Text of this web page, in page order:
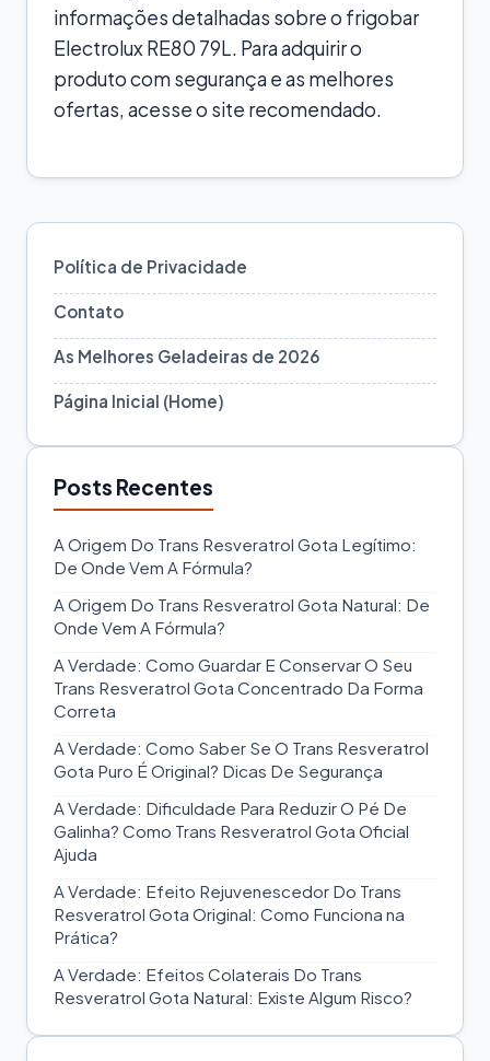
informações detalhadas sobre o frigobar
Electrolux RE80 79L. Para adquirir o
produto com segurança e as melhores
ofertas, acesse o site recomendado.
Política de Privacidade
Contato
As Melhores Geladeiras de 2026
Página Inicial (Home)
Posts Recentes
A Origem Do Trans Resveratrol Gota Legítimo:
De Onde Vem A Fórmula?
A Origem Do Trans Resveratrol Gota Natural: De
Onde Vem A Fórmula?
A Verdade: Como Guardar E Conservar O Seu
Trans Resveratrol Gota Concentrado Da Forma
Correta
A Verdade: Como Saber Se O Trans Resveratrol
Gota Puro É Original? Dicas De Segurança
A Verdade: Dificuldade Para Reduzir O Pé De
Galinha? Como Trans Resveratrol Gota Oficial
Ajuda
A Verdade: Efeito Rejuvenescedor Do Trans
Resveratrol Gota Original: Como Funciona na
Prática?
A Verdade: Efeitos Colaterais Do Trans
Resveratrol Gota Natural: Existe Algum Risco?